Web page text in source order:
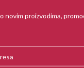
novim proizvodima,